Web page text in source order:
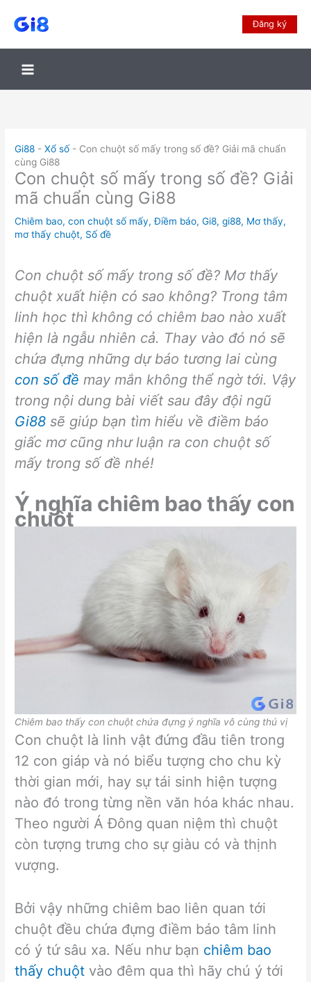
Đăng ký
Gi88 -Xổ số - Con chuột số mấy trong số đề? Giải mã chuẩn
cùng Gi88
Con chuột số mấy trong số đề? Giải
mã chuẩn cùng Gi88
Chiêm bao,con chuột số mấy,Điềm báo,Gi8,gi88, Mơ thấy,
mơ thấy chuột, Số đề
Con chuột số mấy trong số đề? Mơ thấy
chuột xuất hiện có sao không? Trong tâm
linh học thì không có chiêm bao nào xuất
hiện là ngẫu nhiên cả. Thay vào đó nó sẽ
chứa đựng những dự báo tương lai cùng
con số đề may mắn không thể ngờ tới. Vậy
trong nội dung bài viết sau đây đội ngũ
Gi88 sẽ giúp bạn tìm hiểu về điềm báo
giấc mơ cũng như luận ra con chuột số
mấy trong số đề nhé!
Ý nghĩa chiêm bao thấy con
chuột
Chiêm bao thấy con chuột chứa đựng ý nghĩa vô cùng thú vị
Con chuột là linh vật đứng đầu tiên trong
12 con giáp và nó biểu tượng cho chu kỳ
thời gian mới, hay sự tái sinh hiện tượng
nào đó trong từng nền văn hóa khác nhau.
Theo người Á Đông quan niệm thì chuột
còn tượng trưng cho sự giàu có và thịnh
vượng.
Bởi vậy những chiêm bao liên quan tới
chuột đều chứa đựng điềm báo tâm linh
có ý tứ sâu xa. Nếu như bạn chiêm bao
thấy chuột vào đêm qua thì hãy chú ý tới